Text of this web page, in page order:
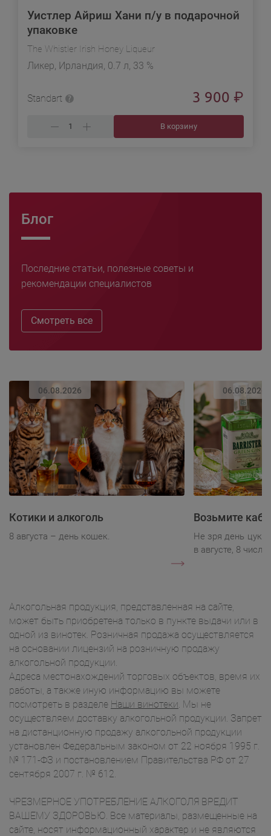
Уистлер Айриш Хани п/у в подарочной
упаковке
The Whistler Irish Honey Liqueur
Ликер, Ирландия, 0.7 л, 33 %
Standart 3 900 ₽
В корзину
Блог
Последние статьи, полезные советы и
рекомендации специалистов
Смотреть все
06.08.2026
Котики и алкоголь
8 августа – день кошек.
06.08.2026
Возьмите
Не зря день
в августе, 8 числа.
Алкогольная продукция, представленная на сайте,
может быть приобретена только в пункте выдачи или в
одной из винотек. Розничная продажа осуществляется
на основании лицензий на розничную продажу
алкогольной продукции.
Адреса местонахождений торговых объектов, время их
работы, а также иную информацию вы можете
посмотреть в разделе Наши винотеки. Мы не
осуществляем доставку алкогольной продукции. Запрет
на дистанционную продажу алкогольной продукции
установлен Федеральным законом от 22 ноября 1995 г.
№ 171-ФЗ и постановлением Правительства РФ от 27
сентября 2007 г. № 612.
ЧРЕЗМЕРНОЕ УПОТРЕБЛЕНИЕ АЛКОГОЛЯ ВРЕДИТ
ВАШЕМУ ЗДОРОВЬЮ. Все материалы, размещенные на
сайте, носят информационный характер и не являются